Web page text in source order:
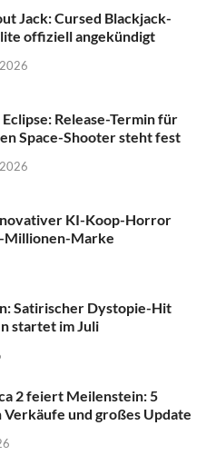
Jack: Cursed Blackjack-
offiziell angekündigt
Eclipse: Release-Termin für
Space-Shooter steht fest
KI-Koop-Horror
Millionen-Marke
Satirischer Dystopie-Hit
startet im Juli
2 feiert Meilenstein: 5
und großes Update